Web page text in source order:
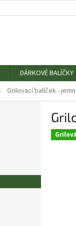
DÁRKOVÉ BALÍČKY
Grilovací balíček -